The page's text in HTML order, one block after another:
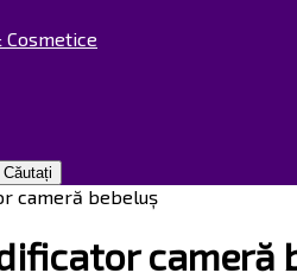
cameră bebeluș
cameră